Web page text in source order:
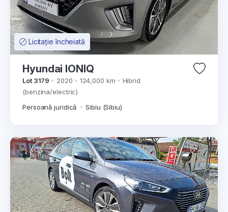
Licitație încheiată
Hyundai IONIQ
Lot 3179 2020 124,000 km
Hibrid
(benzina/electric)
Persoană juridică
Sibiu (Sibiu)